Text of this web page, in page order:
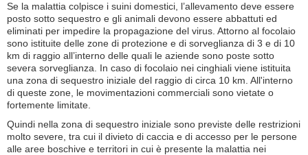
Se la malattia colpisce i suini domestici, l’allevamento deve essere
posto sotto sequestro e gli animali devono essere abbattuti ed
eliminati per impedire la propagazione del virus. Attorno al focolaio
sono istituite delle zone di protezione e di sorveglianza di 3 e di 10
km di raggio all’interno delle quali le aziende sono poste sotto
severa sorveglianza. In caso di focolaio nei cinghiali viene istituita
una zona di sequestro iniziale del raggio di circa 10 km. All'interno
di queste zone, le movimentazioni commerciali sono vietate o
fortemente limitate.
Quindi nella zona di sequestro iniziale sono previste delle restrizioni
molto severe, tra cui il divieto di caccia e di accesso per le persone
alle aree boschive e territori in cui è presente la malattia nei